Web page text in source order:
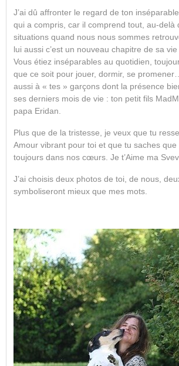
J’ai dû affronter le regard de ton
qui a compris, car il comprend tout, au-delà
situations quand nous nous sommes
lui aussi c’est un nouveau chapitre de sa
Vous étiez inséparables au quotidien,
que ce soit pour jouer, dormir, se
aussi à « tes » garçons dont la présence
ses derniers mois de vie : ton petit fils
papa Eridan.
Plus que de la tristesse, je veux que tu
Amour vibrant pour toi et que tu saches
toujours dans nos cœurs. Je t’Aime ma
J’ai choisis deux photos de toi, de nous,
symboliseront mieux que mes mots.